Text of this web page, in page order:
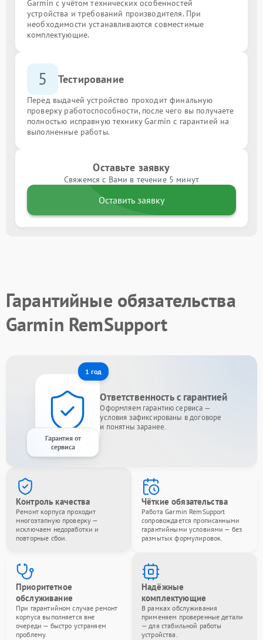
Garmin с учётом технических особенностей
устройства и требований производителя. При
необходимости устанавливаются совместимые
комплектующие.
5 Тестирование
Перед выдачей устройство проходит финальную
проверку работоспособности, после чего вы получаете
полностью исправную технику Garmin с гарантией на
выполненные работы.
Оставьте заявку
Свяжемся с Вами в течение 5 минут
Оставить заявку
Гарантийные обязательства
Garmin RemSupport
1 год
Гарантия от
сервиса
Ответственность с гарантией
Оформляем гарантию сервиса —
условия зафиксированы в договоре
и понятны заранее.
Контроль качества
Ремонт корпуса проходит
многоэтапную проверку —
исключаем недоработки и
повторные сбои.
Чёткие обязательства
Работа Garmin RemSupport
сопровождается прописанными
гарантийными условиями — без
размытых формулировок.
Приоритетное
обслуживание
При гарантийном случае ремонт
корпуса выполняется вне
очереди — быстро устраняем
проблему.
Надёжные
комплектующие
В рамках обслуживания
применяем проверенные детали
— для стабильной работы
устройства.